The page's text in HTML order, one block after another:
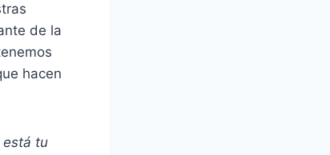
de la
hacen
está tu